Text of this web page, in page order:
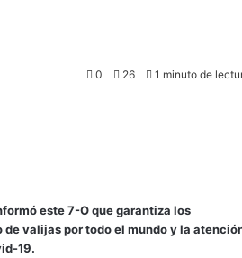
0 26 1 minuto de
este 7-O que garantiza los
valijas por todo el mundo y la
19.